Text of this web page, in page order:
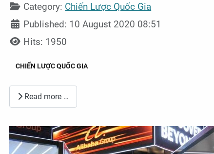
Category: Chiến Lược Quốc Gia
Published: 10 August 2020 08:51
Hits: 1950
CHIẾN LƯỢC QUỐC GIA
Read more …